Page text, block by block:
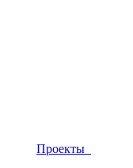
Проекты